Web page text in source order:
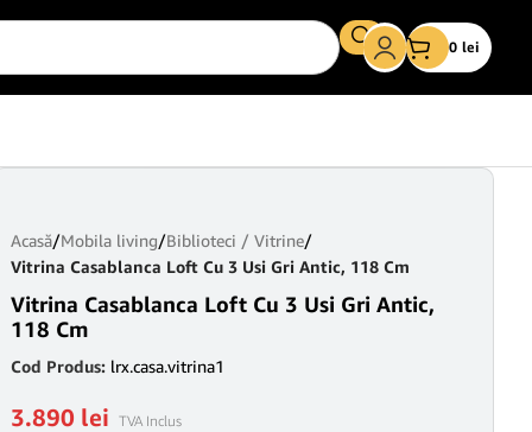
0 lei
Acasă/Mobila living/Biblioteci / Vitrine/
Vitrina Casablanca Loft Cu 3 Usi Gri Antic, 118 Cm
Vitrina Casablanca Loft Cu 3 Usi Gri Antic,
118 Cm
Cod Produs: lrx.casa.vitrina1
3.890 lei TVA Inclus